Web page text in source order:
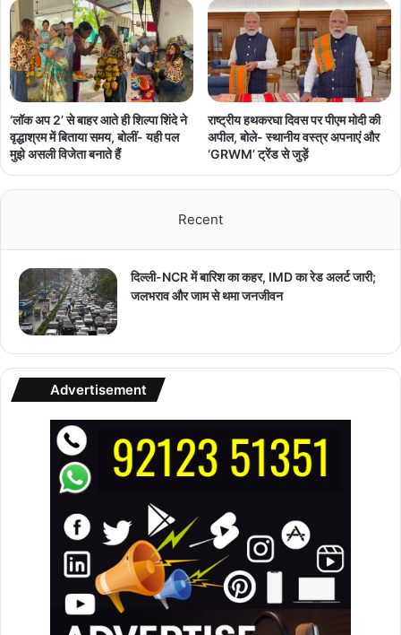
‘लॉक अप 2’ से बाहर आते ही शिल्पा शिंदे ने
वृद्धाश्रम में बिताया समय, बोलीं- यही पल
मुझे असली विजेता बनाते हैं
राष्ट्रीय हथकरघा दिवस पर पीएम मोदी की
अपील, बोले- स्थानीय वस्त्र अपनाएं और
‘GRWM’ ट्रेंड से जुड़ें
Recent
दिल्ली-NCR में बारिश का कहर, IMD का रेड अलर्ट जारी;
जलभराव और जाम से थमा जनजीवन
Advertisement